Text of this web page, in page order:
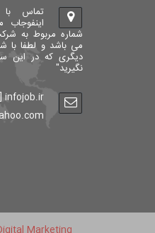
تماس با
اینفوجاب
شماره مربوط به
می باشد و لطفا با
دیگری که در این
نگیرید"
infojob.ir